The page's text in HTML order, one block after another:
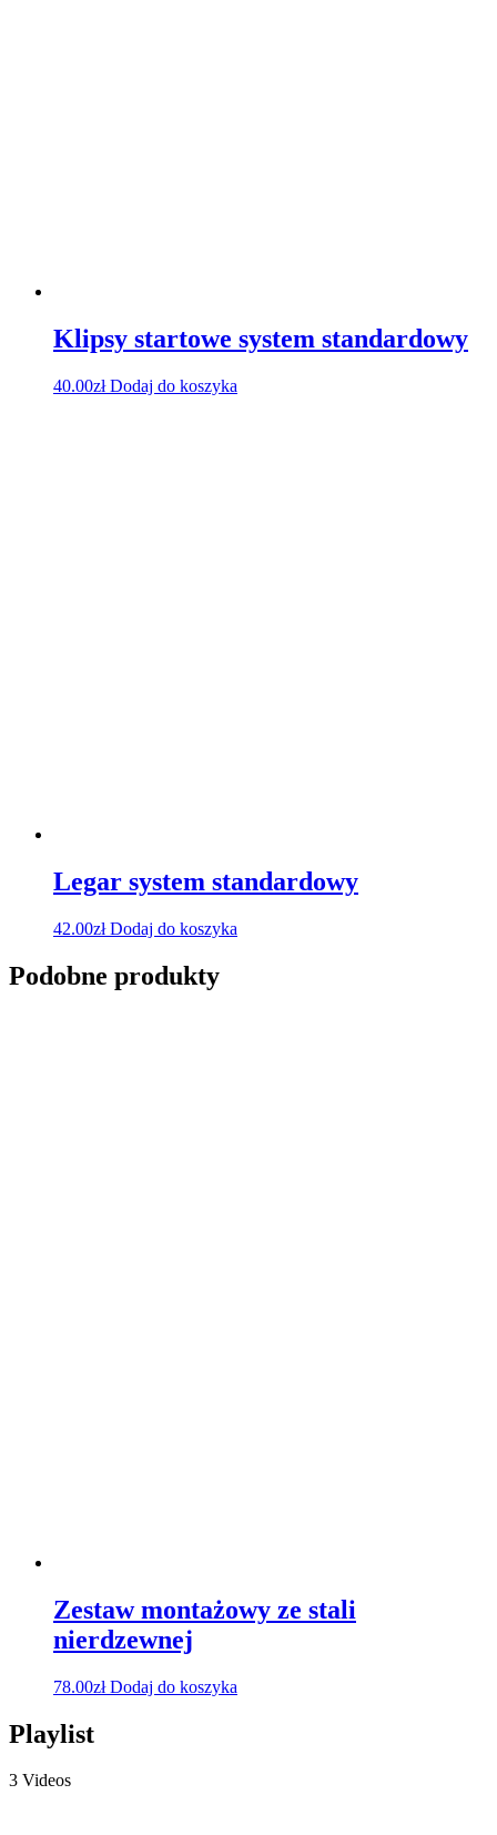
Klipsy startowe system standardowy
40.00zł Dodaj do koszyka
Legar system standardowy
42.00zł Dodaj do koszyka
Podobne produkty
Zestaw montażowy ze stali
nierdzewnej
78.00zł Dodaj do koszyka
Playlist
3 Videos